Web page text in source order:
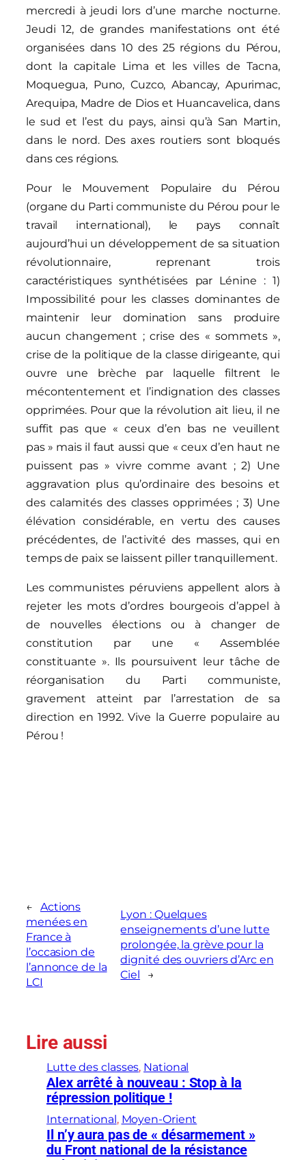
mercredi à jeudi lors d’une marche nocturne.
Jeudi 12, de grandes manifestations ont été
organisées dans 10 des 25 régions du Pérou,
dont la capitale Lima et les villes de Tacna,
Moquegua, Puno, Cuzco, Abancay, Apurimac,
Arequipa, Madre de Dios et Huancavelica, dans
le sud et l’est du pays, ainsi qu’à San Martin,
dans le nord. Des axes routiers sont bloqués
dans ces régions.
Pour le Mouvement Populaire du Pérou
(organe du Parti communiste du Pérou pour le
travail international), le pays connaît
aujourd’hui un développement de sa situation
révolutionnaire, reprenant trois
caractéristiques synthétisées par Lénine : 1)
Impossibilité pour les classes dominantes de
maintenir leur domination sans produire
aucun changement ; crise des « sommets »,
crise de la politique de la classe dirigeante, qui
ouvre une brèche par laquelle filtrent le
mécontentement et l’indignation des classes
opprimées. Pour que la révolution ait lieu, il ne
suffit pas que « ceux d’en bas ne veuillent
pas » mais il faut aussi que « ceux d’en haut ne
puissent pas » vivre comme avant ; 2) Une
aggravation plus qu’ordinaire des besoins et
des calamités des classes opprimées ; 3) Une
élévation considérable, en vertu des causes
précédentes, de l’activité des masses, qui en
temps de paix se laissent piller tranquillement.
Les communistes péruviens appellent alors à
rejeter les mots d’ordres bourgeois d’appel à
de nouvelles élections ou à changer de
constitution par une « Assemblée
constituante ». Ils poursuivent leur tâche de
réorganisation du Parti communiste,
gravement atteint par l’arrestation de sa
direction en 1992. Vive la Guerre populaire au
Pérou !
←
Actions
menées en
France à
l’occasion de
l’annonce de la
LCI
Lyon : Quelques
enseignements d’une lutte
prolongée, la grève pour la
dignité des ouvriers d’Arc en
Ciel
→
Lire aussi
Lutte des classes, National
Alex arrêté à nouveau : Stop à la
répression politique !
International , Moyen-Orient
Il n’y aura pas de « désarmement »
du Front national de la résistance